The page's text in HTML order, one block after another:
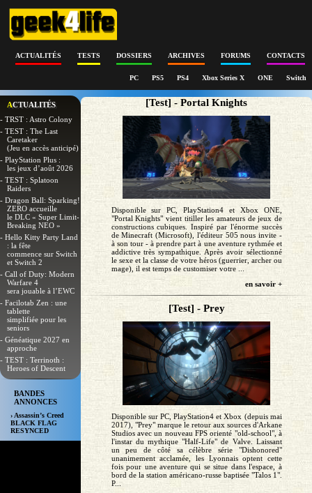
ACTUALITÉS TESTS DOSSIERS ARCHIVES FORUMS CONTACTS
PC PS5 PS4 Xbox Series X ONE Switch
ACTUALITÉS
- TRST : Astro Colony
- TEST : The Last
Caretaker
(Jeu en accès anticipé)
- PlayStation Plus :
les jeux d’août 2026
- TEST : Splatoon
Raiders
- Dragon Ball: Sparking!
ZERO accueille
le DLC « Super Limit-
Breaking NEO »
- Hello Kitty Party Land
: la fête
commence sur Switch
et Switch 2
- Call of Duty: Modern
Warfare 4
sera jouable à l’EWC
- Facilotab Zen : une
tablette
simplifiée pour les
seniors
- Généatique 2027 en
approche
- TEST : Terrinoth :
Heroes of Descent
BANDES
ANNONCES
› Assassin’s Creed
BLACK FLAG
RESYNCED
[Test] - Portal Knights
Disponible sur PC, PlayStation4 et Xbox ONE,
"Portal Knights" vient titiller les amateurs de jeux de
constructions cubiques. Inspiré par l'énorme succès
de Minecraft (Microsoft), l'éditeur 505 nous invite -
à son tour - à prendre part à une aventure rythmée et
addictive très sympathique. Après avoir sélectionné
le sexe et la classe de votre héros (guerrier, archer ou
mage), il est temps de customiser votre ...
en savoir +
[Test] - Prey
Disponible sur PC, PlayStation4 et Xbox (depuis mai
2017), "Prey" marque le retour aux sources d'Arkane
Studios avec un nouveau FPS orienté "old-school", à
l'instar du mythique "Half-Life" de Valve. Laissant
un peu de côté sa célèbre série "Dishonored"
unanimement acclamée, les Lyonnais optent cette
fois pour une aventure qui se situe dans l'espace, à
bord de la station américano-russe baptisée "Talos 1".
P...